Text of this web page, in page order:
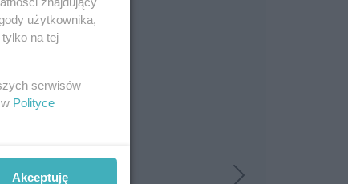
użytkownika,
na tej
serwisów
Polityce
Akceptuję